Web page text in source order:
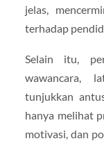
jelas,
terhadap
Selain itu,
wawancara,
tunjukkan
hanya melihat
motivasi, dan